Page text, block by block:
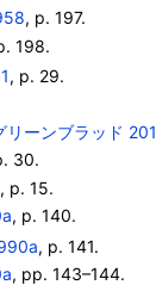
, p. 197.
198.
, p. 29.
リーンブラッド
30.
, p. 15.
, p. 140.
, p. 141.
, pp. 143–144.